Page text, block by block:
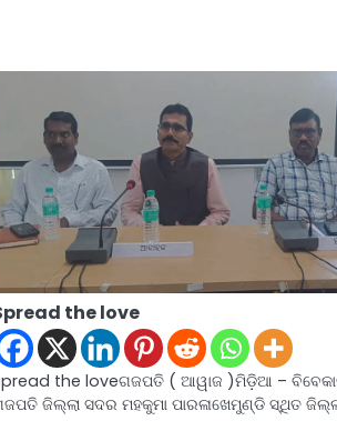
the love
the loveଗଜପତି ( ଆୱାଜ )ମିଡ଼ିଆ –
ଜିଲ୍ଲା ସଦର ମହକୁମା ପାରଳାଖେମୁଣ୍ଡି ସ୍ଥିତ